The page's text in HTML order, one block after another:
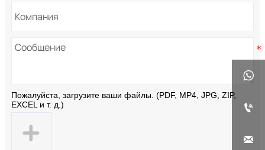
Пожалуйста, загрузите ваши файлы. (PDF, MP4, JPG, ZIP,
EXCEL и т. д.)


